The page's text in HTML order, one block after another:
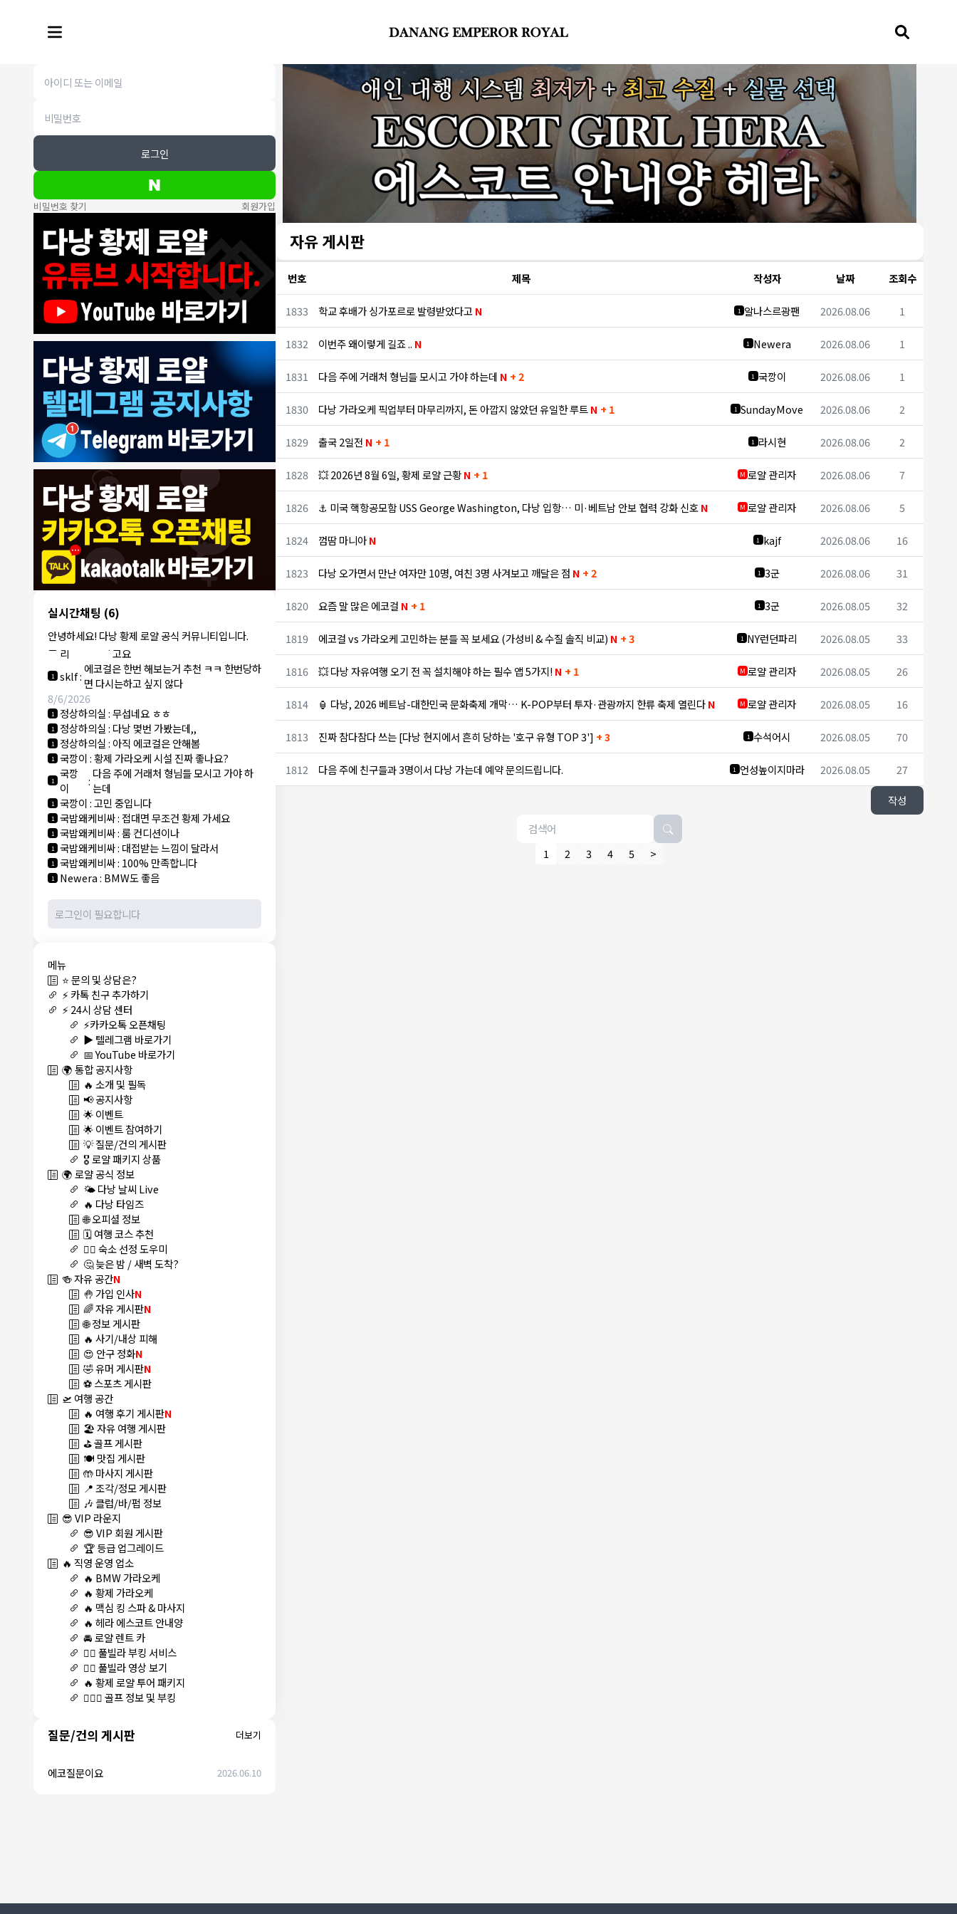
로그인
비밀번호 찾기 회원가입
실시간채팅 (6)
안녕하세요! 다낭 황제 로얄 공식 커뮤니티입니다.
8/4/2026
1 모기한테물림:여기도 문의해보면 바로 알려줌
1 모기한테물림 정찰가보다 쌀수 없음
1 결혼안해:ㄹㅇ 팩트 ㅋㅋㅋㅋ
1 결혼안해:ㄹㅇ 팩트 ㅋㅋㅋㅋ
8/5/2026
1
NY런던파
리
:다낭 에코걸 여기서 예약 가능한가
요?
1 3군:에코걸 좀 조심 하는게 좋음
NY런던파리 :저도 많이 들었습니다 ㅋㅋ
NY런던파
리
:에코걸 하는 놈들 있으면 다 조지려
고요
1 sklf: 에코걸은 한번 해보는거 추천 ㅋㅋ 한번당하
면 다시는하고 싶지 않다
8/6/2026
1 정상하의실:무섭네요 ㅎㅎ
1 정상하의실: 다낭 몇번 가봤는데,,
1 정상하의실: 아직 에코걸은 안해봄
1 국깡이:황제 가라오케 시설 진짜 좋나요?
1
국깡
이
: 다음 주에 거래처 형님들 모시고 가야 하
는데
1 국깡이:고민 중입니다
1 국밥왜케비싸: 접대면 무조건 황제 가세요
1 국밥왜케비싸:룸 컨디션이나
1 국밥왜케비싸: 대접받는 느낌이 달라서
1 국밥왜케비싸: 100% 만족합니다
1 Newera: BMW도 좋음
메뉴
⭐ 문의 및 상담은?
⚡ 카톡 친구 추가하기
⚡ 24시 상담 센터
⚡카카오톡 오픈채팅
▶️ 텔레그램 바로가기
📅 YouTube 바로가기
🌍 통합 공지사항
🔥 소개 및 필독
📢 공지사항
🌟 이벤트
🌟 이벤트 참여하기
💡 질문/건의 게시판
🎖️ 로얄 패키지 상품
🌍 로얄 공식 정보
🌤️ 다낭 날씨 Live
🔥 다낭 타임즈
🌐 오피셜 정보
🗓️ 여행 코스 추천
🏊‍♀️ 숙소 선정 도우미
🤔 늦은 밤 / 새벽 도착?
🍻 자유 공간N
🤚 가입 인사N
🌈 자유 게시판N
🌐 정보 게시판
🔥 사기/내상 피해
😍 안구 정화N
🤣 유머 게시판N
⚽ 스포츠 게시판
🛫 여행 공간
🔥 여행 후기 게시판N
🏖️ 자유 여행 게시판
⛳ 골프 게시판
🍽️ 맛집 게시판
🤲 마사지 게시판
📍 조각/정모 게시판
🎶 클럽/바/펍 정보
😎 VIP 라운지
😎 VIP 회원 게시판
🏆 등급 업그레이드
🔥 직영 운영 업소
🔥 BMW 가라오케
🔥 황제 가라오케
🔥 맥심 킹 스파 & 마사지
🔥 헤라 에스코트 안내양
🚘 로얄 렌트 카
🏊‍♀️ 풀빌라 부킹 서비스
🏊‍♀️ 풀빌라 영상 보기
🔥 황제 로얄 투어 패키지
🏌🏻‍♂️ 골프 정보 및 부킹
질문/건의 게시판 더보기
에코질문이요 2026.06.10
자유 게시판
번호 제목 작성자 날짜 조회수
1833 학교 후배가 싱가포르로 발령받았다고N 1 알나스르광팬 2026.08.06 1
1832 이번주 왜이렇게 길죠 .. N 1 Newera 2026.08.06 1
1831 다음 주에 거래처 형님들 모시고 가야 하는데 N + 2 1 국깡이 2026.08.06 1
1830 다낭 가라오케 픽업부터 마무리까지, 돈 아깝지 않았던 유일한 루트N + 1 1 SundayMove 2026.08.06 2
1829 출국 2일전 N + 1 1 라시현 2026.08.06 2
1828 💥 2026년 8월 6일, 황제 로얄 근황N + 1 M 로얄 관리자 2026.08.06 7
1826 ⚓ 미국 핵항공모함 USS George Washington, 다낭 입항… 미·베트남 안보 협력 강화 신호N M 로얄 관리자 2026.08.06 5
1824 껌땀 마니아N 1 kajf 2026.08.06 16
1823 다낭 오가면서 만난 여자만 10명, 여친 3명 사겨보고 깨달은 점 N + 2 1 3군 2026.08.06 31
1820 요즘 말 많은 에코걸 N + 1 1 3군 2026.08.05 32
1819 에코걸 vs 가라오케 고민하는 분들 꼭 보세요 (가성비 & 수질 솔직 비교) N + 3 1 NY런던파리 2026.08.05 33
1816 💥 다낭 자유여행 오기 전 꼭 설치해야 하는 필수 앱 5가지! N + 1 M 로얄 관리자 2026.08.05 26
1814 🏮 다낭, 2026 베트남-대한민국 문화축제 개막… K-POP부터 투자·관광까지 한류 축제 열린다N M 로얄 관리자 2026.08.05 16
1813 진짜 참다참다 쓰는 [다낭 현지에서 흔히 당하는 '호구 유형 TOP 3'] + 3 1 수석어시 2026.08.05 70
1812 다음 주에 친구들과 3명이서 다낭 가는데 예약 문의드립니다. 1 언성높이지마라 2026.08.05 27
작성
1 2 3 4 5 >